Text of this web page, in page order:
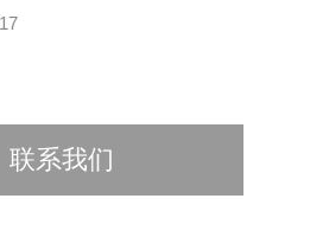
联系我们